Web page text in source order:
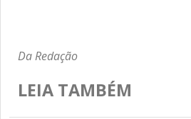
Da Redação
LEIA TAMBÉM